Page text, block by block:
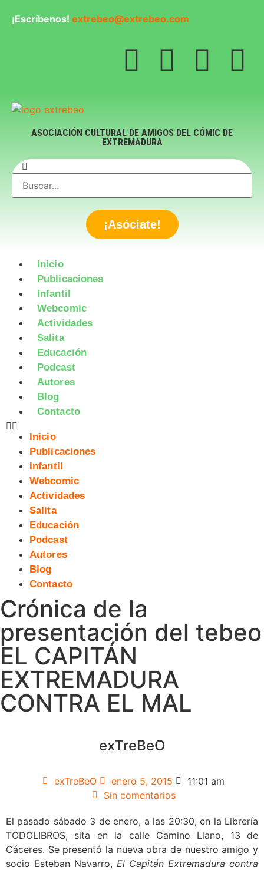
¡Escríbenos! extrebeo@extrebeo.com
ASOCIACIÓN CULTURAL DE AMIGOS DEL CÓMIC DE
EXTREMADURA
¡Asóciate!
Inicio
Publicaciones
Infantil
Webcomic
Actividades
Salita
Educación
Podcast
Autores
Blog
Contacto
Inicio
Publicaciones
Infantil
Webcomic
Actividades
Salita
Educación
Podcast
Autores
Blog
Contacto
Crónica de la
presentación del tebeo
EL CAPITÁN
EXTREMADURA
CONTRA EL MAL
exTreBeO
exTreBeO enero 5, 2015
11:01 am
Sin comentarios
El pasado sábado 3 de enero, a las 20:30, en la Librería
TODOLIBROS, sita en la calle Camino Llano, 13 de
Cáceres. Se presentó la nueva obra de nuestro amigo y
socio Esteban Navarro, El Capitán Extremadura contra